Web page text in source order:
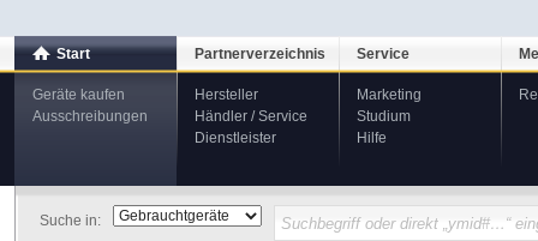
Start
Geräte kaufen
Ausschreibungen
Partnerverzeichnis
Hersteller
Händler / Service
Dienstleister
Service
Marketing
Studium
Hilfe
Suche in: